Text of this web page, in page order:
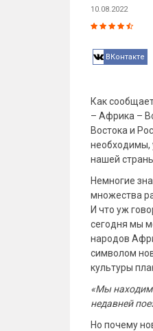
10.08.2022
ВКонтакте
Как
– Африка –
Востока и
необходимы,
нашей
Немногие
множества
И что уж
сегодня мы
народов
символом
культуры
«Мы
недавней
Но почему